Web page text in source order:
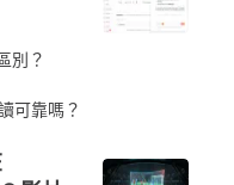
別？
可靠嗎？